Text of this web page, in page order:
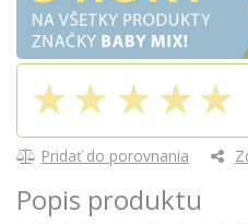
Pridať do porovnania
Popis produktu